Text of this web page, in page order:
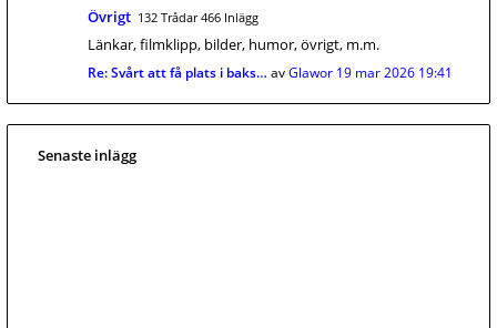
Övrigt 132 Trådar 466 Inlägg
Länkar, filmklipp, bilder, humor, övrigt, m.m.
Re: Svårt att få plats i baks… avGlawor 19 mar 2026 19:41
Senaste inlägg